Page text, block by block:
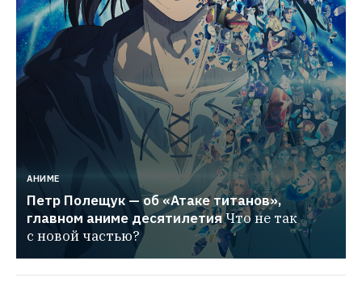
АНИМЕ
Петр Полещук — об «Атаке титанов»,
главном аниме десятилетияЧто не так
с новой частью?